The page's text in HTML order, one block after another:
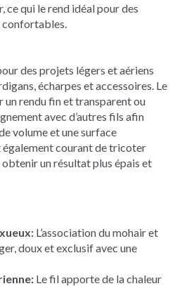
ce qui le rend idéal pour des
des projets légers et aériens
écharpes et accessoires. Le
rendu fin et transparent ou
avec d’autres fils afin
volume et une surface
également courant de tricoter
un résultat plus épais et
L’association du mohair et
doux et exclusif avec une
Le fil apporte de la chaleur